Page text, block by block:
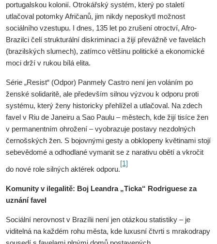
portugalskou kolonií. Otrokářský systém, který po staletí
utlačoval potomky Afričanů, jim nikdy neposkytl možnost
sociálního vzestupu. I dnes, 135 let po zrušení otroctví, Afro-
Brazilci čelí strukturální diskriminaci a žijí převážně ve favelách
(brazilských slumech), zatímco většinu politické a ekonomické
moci drží v rukou bílá elita.
Série „Resist“ (Odpor) Panmely Castro není jen voláním po
ženské solidaritě, ale především silnou výzvou k odporu proti
systému, který ženy historicky přehlížel a utlačoval. Na zdech
favel v Riu de Janeiru a Sao Paulu – městech, kde žijí tisíce žen
v permanentním ohrožení – vyobrazuje postavy nezdolných
černošských žen. S bojovnými gesty a obklopeny květinami stojí
sebevědomé a odhodlané vymanit se z narativu obětí a vkročit
do nové role silných aktérek odporu.
[1]
Komunity v ilegalitě: Boj Leandra „Ticka“ Rodriguese za
uznání favel
Sociální nerovnost v Brazílii není jen otázkou statistiky – je
viditelná na každém rohu města, kde luxusní čtvrti s mrakodrapy